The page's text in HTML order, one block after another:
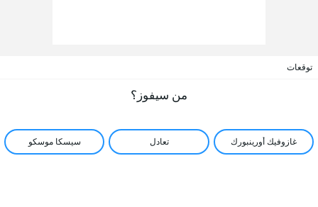
توقعات
من سيفوز؟
غازوفيك أورينبورك تعادل سيسكا موسكو